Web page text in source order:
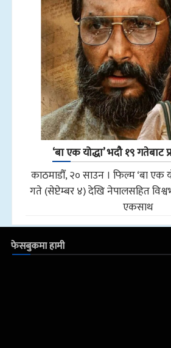
‘बा एक योद्धा’ भदौ १९ गतेबाट
काठमाडौँ, २० साउन । फिल्म ‘बा एक
गते (सेप्टेम्बर ४) देखि नेपालसहित
एकसाथ
फेसबुकमा हामी